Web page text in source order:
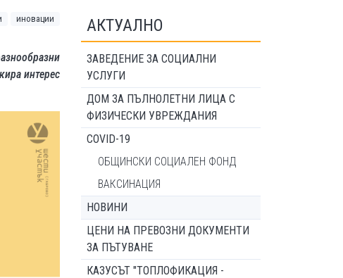
иновации
интерес
АКТУАЛНО
ЗАВЕДЕНИЕ ЗА СОЦИАЛНИ
УСЛУГИ
ДОМ ЗА ПЪЛНОЛЕТНИ ЛИЦА С
ФИЗИЧЕСКИ УВРЕЖДАНИЯ
COVID-19
ОБЩИНСКИ СОЦИАЛЕН ФОНД
ВАКСИНАЦИЯ
НОВИНИ
ЦЕНИ НА ПРЕВОЗНИ ДОКУМЕНТИ
ЗА ПЪТУВАНЕ
КАЗУСЪТ "ТОПЛОФИКАЦИЯ -